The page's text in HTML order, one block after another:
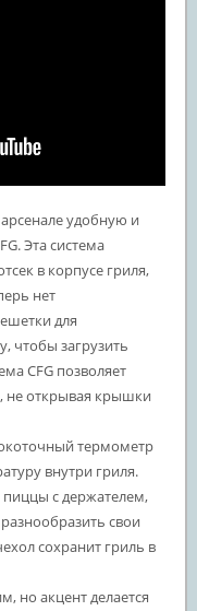
арсенале удобную и
Эта система
в корпусе гриля,
нет
для
чтобы загрузить
CFG позволяет
не открывая крышки
термометр
внутри гриля.
с держателем,
свои
сохранит гриль в
но акцент делается